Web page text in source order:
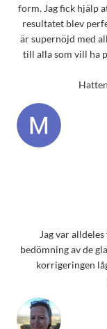
form. Jag fick hjälp
resultatet blev
är supernöjd med
till alla som vill ha
Jag var
bedömning av de
korrigeringen